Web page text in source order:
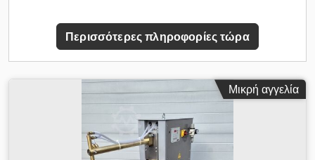
Περισσότερες πληροφορίες τώρα
Μικρή αγγελία